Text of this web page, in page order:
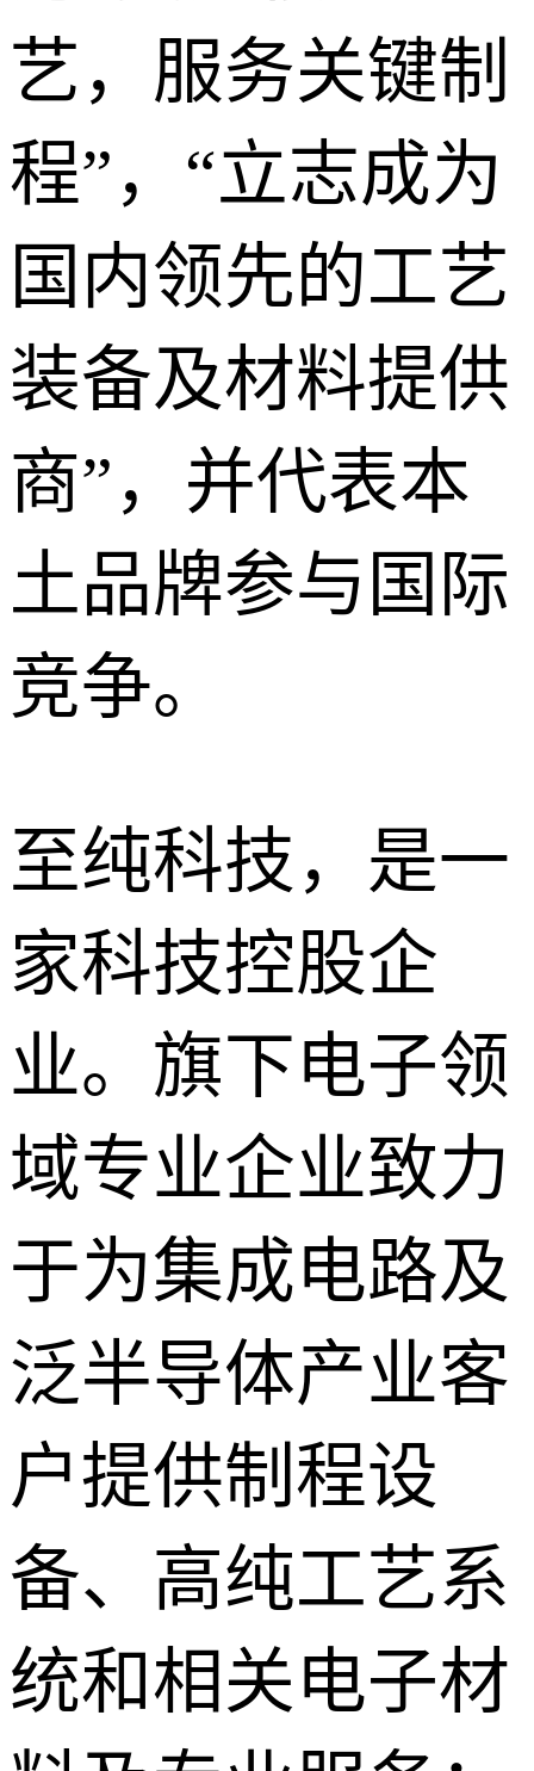
艺，服务关键制
程”，“立志成为
国内领先的工艺
装备及材料提供
商”，并代表本
土品牌参与国际
竞争。
至纯科技，是一
家科技控股企
业。旗下电子领
域专业企业致力
于为集成电路及
泛半导体产业客
户提供制程设
备、高纯工艺系
统和相关电子材